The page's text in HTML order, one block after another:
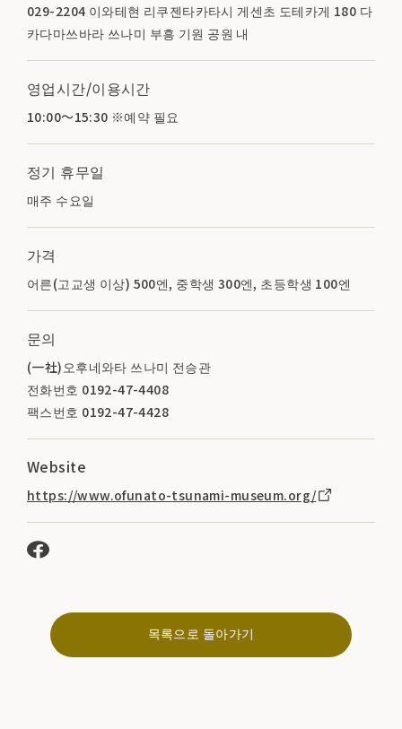
029-2204 이와테현 리쿠젠타카타시 게센초 도테카게 180 다
카다마쓰바라 쓰나미 부흥 기원 공원 내
영업시간/이용시간
10:00～15:30 ※예약 필요
정기 휴무일
매주 수요일
가격
어른(고교생 이상) 500엔, 중학생 300엔, 초등학생 100엔
문의
(一社)오후네와타 쓰나미 전승관
전화번호 0192-47-4408
팩스번호 0192-47-4428
Website
https://www.ofunato-tsunami-museum.org/
목록으로 돌아가기